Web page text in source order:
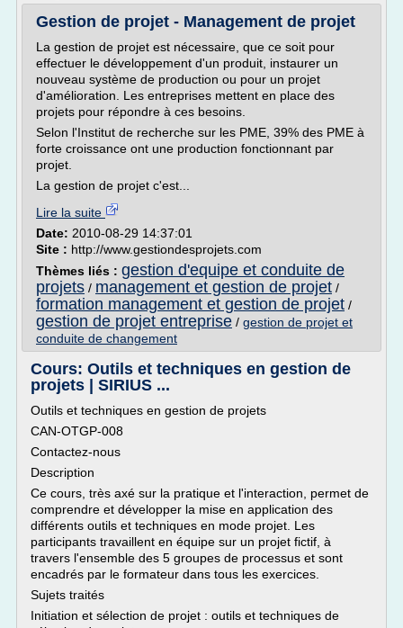
Gestion de projet - Management de projet
La gestion de projet est nécessaire, que ce soit pour
effectuer le développement d'un produit, instaurer un
nouveau système de production ou pour un projet
d'amélioration. Les entreprises mettent en place des
projets pour répondre à ces besoins.
Selon l'Institut de recherche sur les PME, 39% des PME à
forte croissance ont une production fonctionnant par
projet.
La gestion de projet c'est...
Lire la suite
Date: 2010-08-29 14:37:01
Site : http://www.gestiondesprojets.com
Thèmes liés : gestion d'equipe et conduite de
projets / management et gestion de projet /
formation management et gestion de projet /
gestion de projet entreprise / gestion de projet et
conduite de changement
Cours: Outils et techniques en gestion de
projets | SIRIUS ...
Outils et techniques en gestion de projets
CAN-OTGP-008
Contactez-nous
Description
Ce cours, très axé sur la pratique et l'interaction, permet de
comprendre et développer la mise en application des
différents outils et techniques en mode projet. Les
participants travaillent en équipe sur un projet fictif, à
travers l'ensemble des 5 groupes de processus et sont
encadrés par le formateur dans tous les exercices.
Sujets traités
Initiation et sélection de projet : outils et techniques de